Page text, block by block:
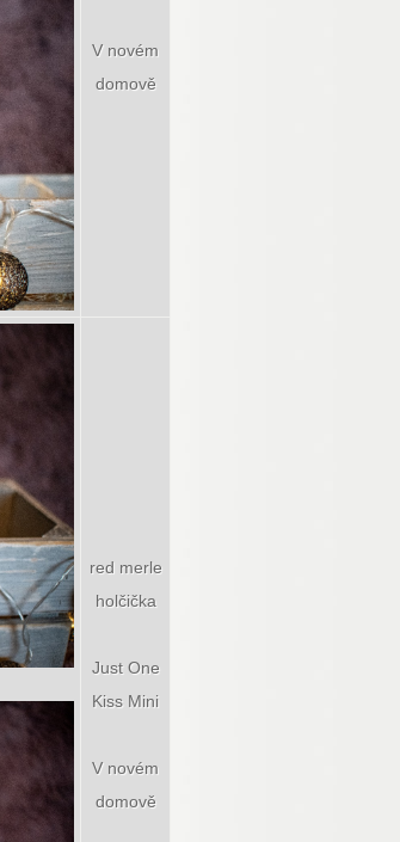
V novém
domově
red merle
holčička
Just One
Kiss Mini
V novém
domově